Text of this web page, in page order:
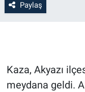
Paylaş
Kaza, Akyazı
meydana geldi.